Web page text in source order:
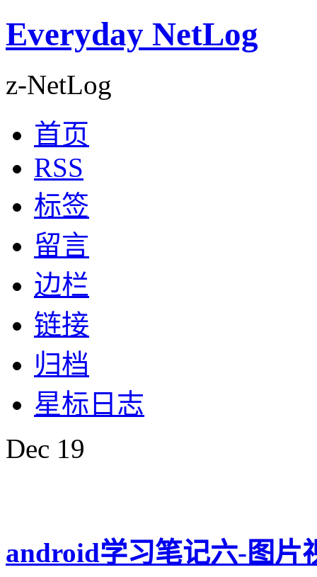
Everyday NetLog
z-NetLog
首页
RSS
标签
留言
边栏
链接
归档
星标日志
Dec 19
android学习笔记六-图片